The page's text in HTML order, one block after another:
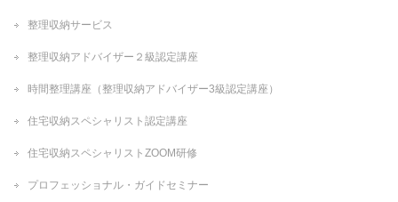
整理収納サービス
整理収納アドバイザー２級認定講座
時間整理講座（整理収納アドバイザー3級認定講座）
住宅収納スペシャリスト認定講座
住宅収納スペシャリストZOOM研修
プロフェッショナル・ガイドセミナー